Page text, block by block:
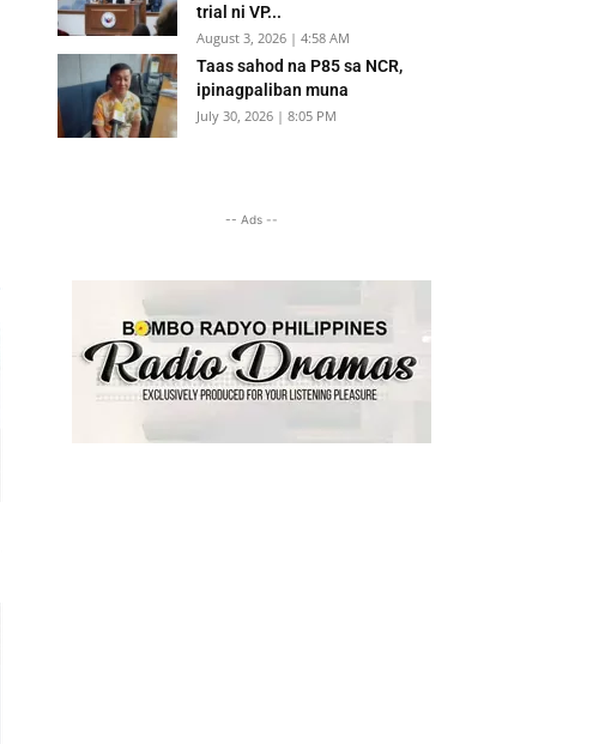
trial ni VP...
August 3, 2026 | 4:58 AM
Taas sahod na P85 sa NCR,
ipinagpaliban muna
July 30, 2026 | 8:05 PM
-- Ads --